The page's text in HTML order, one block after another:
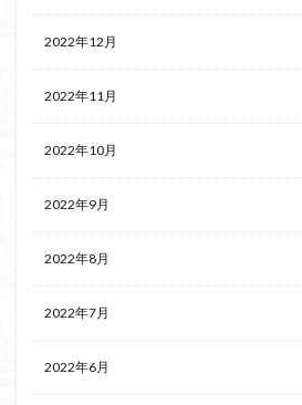
2022年12月
2022年11月
2022年10月
2022年9月
2022年8月
2022年7月
2022年6月